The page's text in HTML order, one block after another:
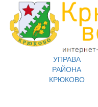
УПРАВА
РАЙОНА
КРЮКОВО